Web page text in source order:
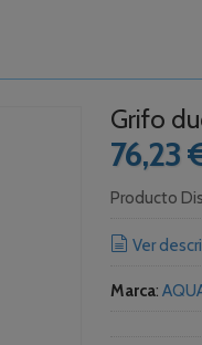
Grifo
76,23
Producto
Ver
Marca: